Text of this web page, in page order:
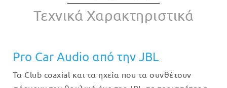
Τεχνικά Χαρακτηριστικά
Pro Car Audio από την JBL
Τα Club coaxial και τα ηχεία που τα συνθέτουν